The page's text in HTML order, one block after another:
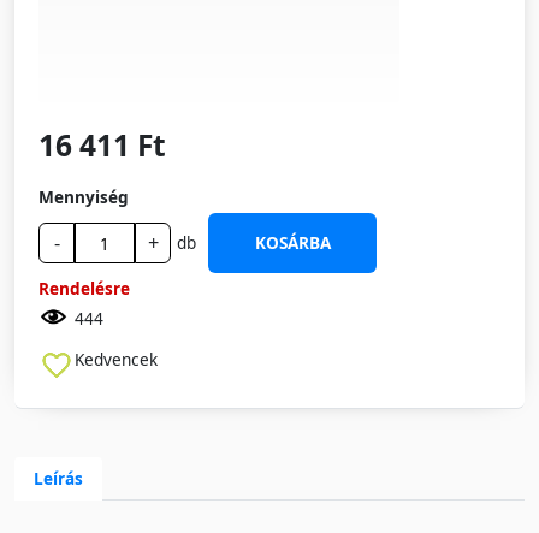
16 411 Ft
Mennyiség
- + db
KOSÁRBA
Rendelésre
444
Kedvencek
Leírás